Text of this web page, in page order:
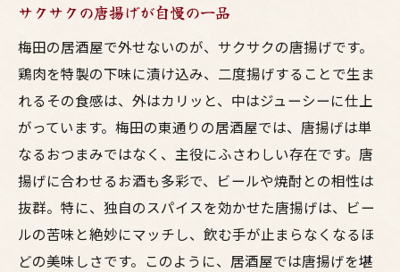
サクサクの唐揚げが自慢の一品
梅田の居酒屋で外せないのが、サクサクの唐揚げです。
鶏肉を特製の下味に漬け込み、二度揚げすることで生ま
れるその食感は、外はカリッと、中はジューシーに仕上
がっています。梅田の東通りの居酒屋では、唐揚げは単
なるおつまみではなく、主役にふさわしい存在です。唐
揚げに合わせるお酒も多彩で、ビールや焼酎との相性は
抜群。特に、独自のスパイスを効かせた唐揚げは、ビー
ルの苦味と絶妙にマッチし、飲む手が止まらなくなるほ
どの美味しさです。このように、居酒屋では唐揚げを堪